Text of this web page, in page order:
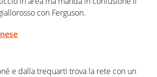
con Ferguson.
e dalla trequarti trova la rete con un